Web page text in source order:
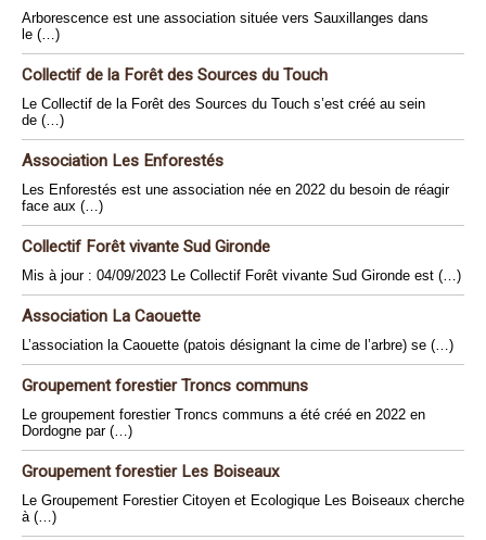
Arborescence est une association située vers Sauxillanges dans
le (…)
Collectif de la Forêt des Sources du Touch
Le Collectif de la Forêt des Sources du Touch s’est créé au sein
de (…)
Association Les Enforestés
Les Enforestés est une association née en 2022 du besoin de réagir
face aux (…)
Collectif Forêt vivante Sud Gironde
Mis à jour : 04/09/2023 Le Collectif Forêt vivante Sud Gironde est (…)
Association La Caouette
L’association la Caouette (patois désignant la cime de l’arbre) se (…)
Groupement forestier Troncs communs
Le groupement forestier Troncs communs a été créé en 2022 en
Dordogne par (…)
Groupement forestier Les Boiseaux
Le Groupement Forestier Citoyen et Ecologique Les Boiseaux cherche
à (…)